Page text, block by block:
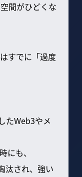
間がひどくな
すでに「過度
たWeb3やメ
も、
汰され、強い